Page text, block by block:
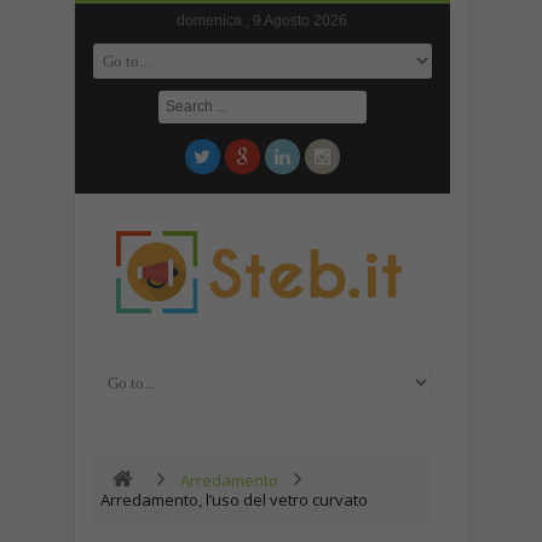
domenica , 9 Agosto 2026
Arredamento
Arredamento, l’uso del vetro curvato